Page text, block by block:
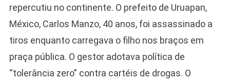
repercutiu no continente. O prefeito de Uruapan,
México, Carlos Manzo, 40 anos, foi assassinado a
tiros enquanto carregava o filho nos braços em
praça pública. O gestor adotava política de
“tolerância zero” contra cartéis de drogas. O